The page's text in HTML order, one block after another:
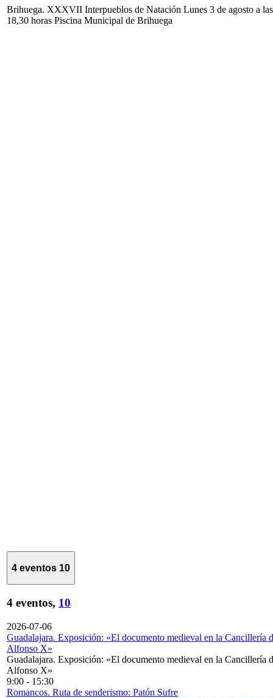
Brihuega. XXXVII Interpueblos de Natación Lunes 3 de agosto a las
18,30 horas Piscina Municipal de Brihuega
4 eventos 10
4 eventos, 10
2026-07-06
Guadalajara. Exposición: «El documento medieval en la Cancillería
Alfonso X»
Guadalajara. Exposición: «El documento medieval en la Cancillería
Alfonso X»
9:00 - 15:30
Romancos. Ruta de senderismo: Patón Sufre